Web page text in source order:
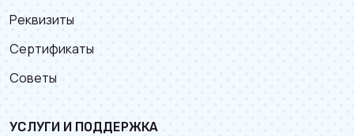
Реквизиты
Сертификаты
Советы
УСЛУГИ И ПОДДЕРЖКА